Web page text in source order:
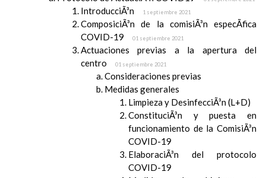
IntroducciÃ³n 1 septiembre 2021
ComposiciÃ³n de la comisiÃ³n especÃ­fica
COVID-19
01 septiembre 2021
Actuaciones previas a la apertura del
centro
01 septiembre 2021
Consideraciones previas
Medidas generales
Limpieza y DesinfecciÃ³n (L+D)
ConstituciÃ³n y puesta en
funcionamiento de la ComisiÃ³n
COVID-19
ElaboraciÃ³n del protocolo
COVID-19